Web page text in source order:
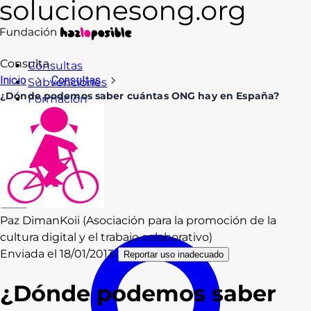
Consultas
Subvenciones
Formación
Recursos
Blog
Contacto
Acceso
Consulta
Inicio
Consultas
¿Dónde podemos saber cuántas ONG hay en España?
Paz DimanKoii (Asociación para la promoción de la
cultura digital y el trabajo colaborativo)
Enviada el 18/01/2013- Reportar uso inadecuado
¿Dónde podemos saber